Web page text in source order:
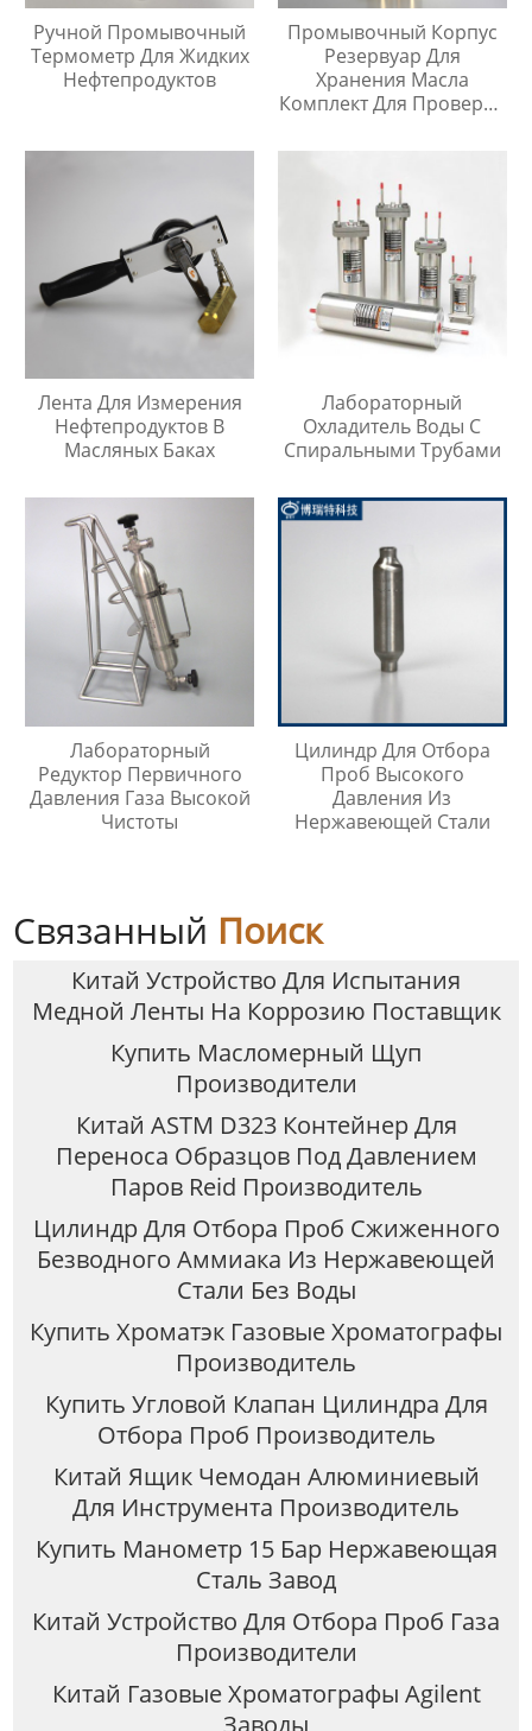
Ручной Промывочный
Термометр Для Жидких
Нефтепродуктов
Промывочный Корпус
Резервуар Для
Хранения Масла
Комплект Для Проверки
Лента Для Измерения
Нефтепродуктов В
Масляных Баках
Лабораторный
Охладитель Воды С
Спиральными Трубами
Лабораторный
Редуктор Первичного
Давления Газа Высокой
Чистоты
Цилиндр Для Отбора
Проб Высокого
Давления Из
Нержавеющей Стали
Связанный Поиск
Китай Устройство Для Испытания
Медной Ленты На Коррозию Поставщик
Купить Масломерный Щуп
Производители
Китай ASTM D323 Контейнер Для
Переноса Образцов Под Давлением
Паров Reid Производитель
Цилиндр Для Отбора Проб Сжиженного
Безводного Аммиака Из Нержавеющей
Стали Без Воды
Купить Хроматэк Газовые Хроматографы
Производитель
Купить Угловой Клапан Цилиндра Для
Отбора Проб Производитель
Китай Ящик Чемодан Алюминиевый
Для Инструмента Производитель
Купить Манометр 15 Бар Нержавеющая
Сталь Завод
Китай Устройство Для Отбора Проб Газа
Производители
Китай Газовые Хроматографы Agilent
Заводы